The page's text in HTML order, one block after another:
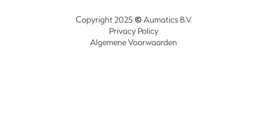
Copyright 2025 © Aumatics B.V.
Privacy Policy
Algemene Voorwaarden